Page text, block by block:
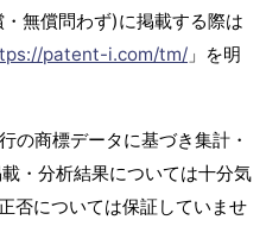
無償問わず)に掲載する際は
patent-i.com/tm/ 」を明
の商標データに基づき集計・
・分析結果については十分気
否については保証していませ